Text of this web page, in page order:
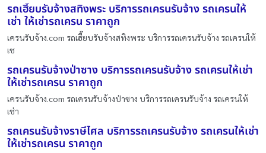
รถเฮี๊ยบรับจ้างสทิงพระ บริการรถเครนรับจ้าง รถเครนให้
เช่า ให้เช่ารถเครน ราคาถูก
เครนรับจ้าง.com รถเฮี๊ยบรับจ้างสทิงพระ บริการรถเครนรับจ้าง รถเครนให้
เช
รถเครนรับจ้างป่าซาง บริการรถเครนรับจ้าง รถเครนให้เช่า
ให้เช่ารถเครน ราคาถูก
เครนรับจ้าง.com รถเครนรับจ้างป่าซาง บริการรถเครนรับจ้าง รถเครนให้
เช่า
รถเครนรับจ้างราษีไศล บริการรถเครนรับจ้าง รถเครนให้เช่า
ให้เช่ารถเครน ราคาถูก